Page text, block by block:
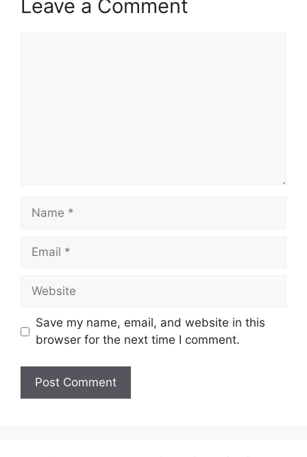
Leave a Comment
Name
Email
Website
Save my name, email, and website in this
browser for the next time I comment.